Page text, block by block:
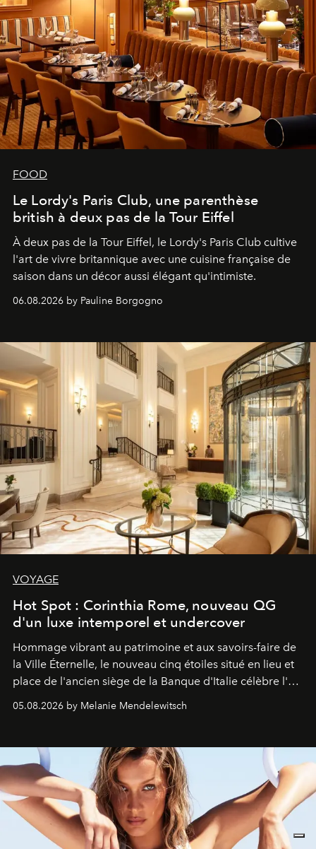
FOOD
Le Lordy's Paris Club, une parenthèse
british à deux pas de la Tour Eiffel
À deux pas de la Tour Eiffel, le Lordy's Paris Club cultive
l'art de vivre britannique avec une cuisine française de
saison dans un décor aussi élégant qu'intimiste.
06.08.2026 by Pauline Borgogno
VOYAGE
Hot Spot : Corinthia Rome, nouveau QG
d'un luxe intemporel et undercover
Hommage vibrant au patrimoine et aux savoirs-faire de
la Ville Éternelle, le nouveau cinq étoiles situé en lieu et
place de l'ancien siège de la Banque d'Italie célèbre l'art
05.08.2026 by Melanie Mendelewitsch